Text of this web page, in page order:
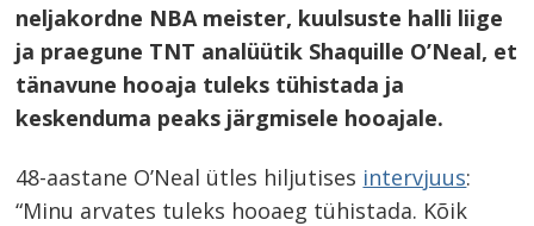
neljakordne NBA meister, kuulsuste halli liige
ja praegune TNT analüütik Shaquille O’Neal, et
tänavune hooaja tuleks tühistada ja
keskenduma peaks järgmisele hooajale.
48-aastane O’Neal ütles hiljutises intervjuus:
“Minu arvates tuleks hooaeg tühistada. Kõik